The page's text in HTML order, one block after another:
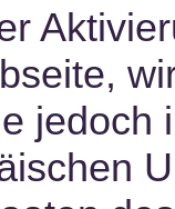
jedoch